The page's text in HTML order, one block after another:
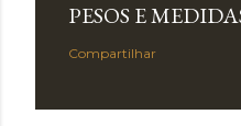
PESOS E
Compartilhar